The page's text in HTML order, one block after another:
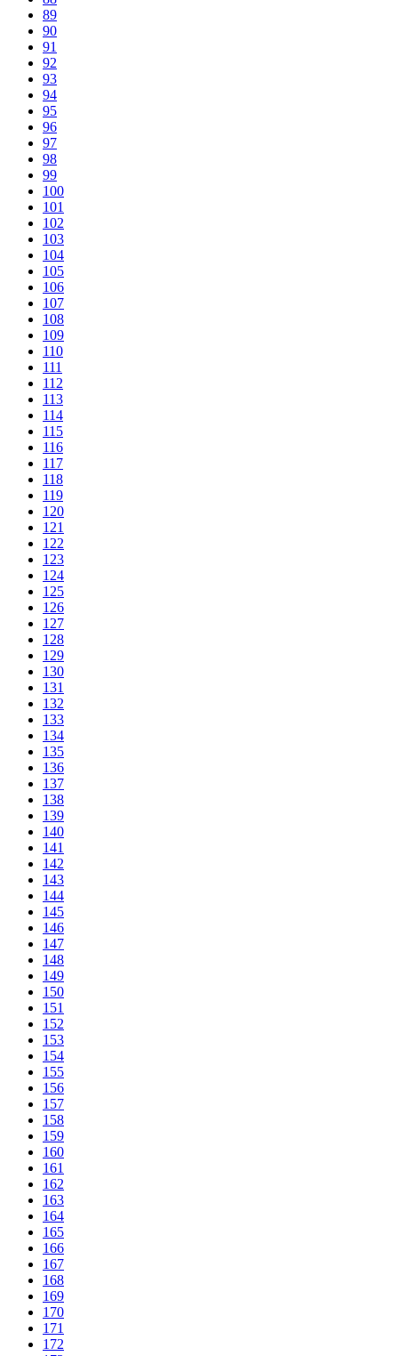
89
90
91
92
93
94
95
96
97
98
99
100
101
102
103
104
105
106
107
108
109
110
111
112
113
114
115
116
117
118
119
120
121
122
123
124
125
126
127
128
129
130
131
132
133
134
135
136
137
138
139
140
141
142
143
144
145
146
147
148
149
150
151
152
153
154
155
156
157
158
159
160
161
162
163
164
165
166
167
168
169
170
171
172